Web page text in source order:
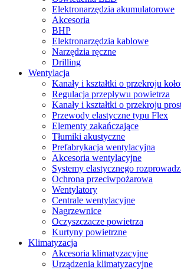
Elektronarzędzia akumulatorowe
Akcesoria
BHP
Elektronarzędzia kablowe
Narzędzia ręczne
Drilling
Wentylacja
Kanały i kształtki o przekroju
Regulacja przepływu powietrza
Kanały i kształtki o przekroju
Przewody elastyczne typu Flex
Elementy zakańczające
Tłumiki akustyczne
Prefabrykacja wentylacyjna
Akcesoria wentylacyjne
Systemy elastycznego
Ochrona przeciwpożarowa
Wentylatory
Centrale wentylacyjne
Nagrzewnice
Oczyszczacze powietrza
Kurtyny powietrzne
Klimatyzacja
Akcesoria klimatyzacyjne
Urządzenia klimatyzacyjne